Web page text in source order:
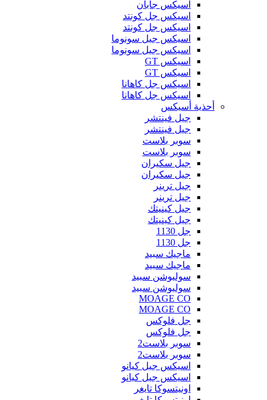
اسيكس جابان
اسيكس جل كونتد
اسيكس جل كونتد
اسيكس جيل سونوما
اسيكس جيل سونوما
اسيكس GT
اسيكس GT
اسيكس جل كاهانا
اسيكس جل كاهانا
أحذية أسيكس
جيل فينتشر
جيل فينتشر
سوبر بلاست
سوبر بلاست
جيل سكيران
جيل سكيران
جيل ترينر
جيل ترينر
جيل كينيتك
جيل كينيتك
جل 1130
جل 1130
ماجيك سبيد
ماجيك سبيد
سوليوشن سبيد
سوليوشن سبيد
MOAGE CO
MOAGE CO
جل فلوكس
جل فلوكس
سوبر بلاست2
سوبر بلاست2
اسيكس جيل كيانو
اسيكس جيل كيانو
اونيتسوكا تايغر